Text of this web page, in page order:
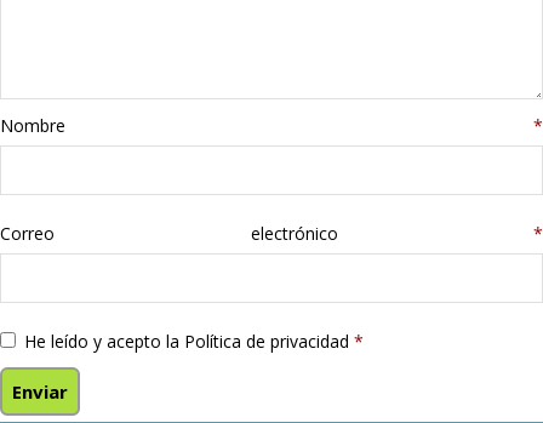
libros
Nombre *
Correo electrónico *
He leído y acepto la Política de privacidad *